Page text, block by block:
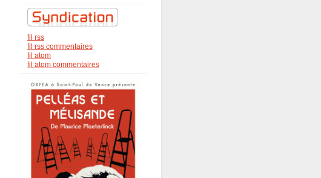
fil rss
fil rss commentaires
fil atom
fil atom commentaires